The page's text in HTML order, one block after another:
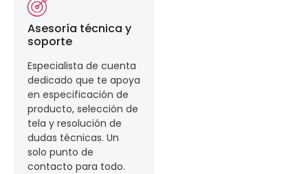
Asesoría técnica y
soporte
Especialista de cuenta
dedicado que te apoya
en especificación de
producto, selección de
tela y resolución de
dudas técnicas. Un
solo punto de
contacto para todo.